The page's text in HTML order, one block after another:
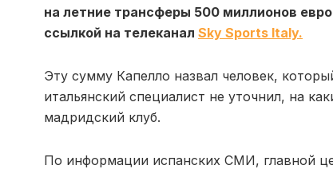
на летние трансферы 500 миллионов
ссылкой на телеканал Sky Sports Italy.
Эту сумму Капелло назвал человек,
итальянский специалист не уточнил, на
мадридский клуб.
По информации испанских СМИ, главной